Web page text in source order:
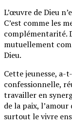
L’œuvre de Dieu
C’est comme les
complémentarité.
mutuellement
Dieu.
Cette jeunesse,
confessionnelle,
travailler en
de la paix,
surtout le vivre